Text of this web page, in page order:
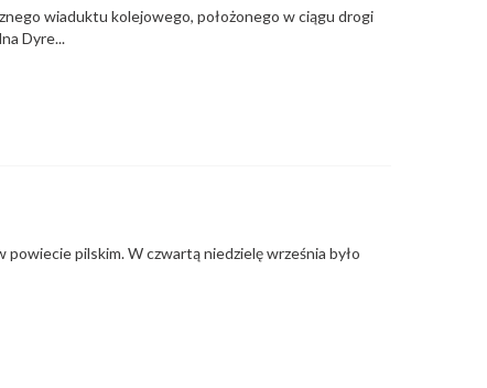
wiaduktu kolejowego, położonego w ciągu drogi
Dyre...
pilskim. W czwartą niedzielę września było